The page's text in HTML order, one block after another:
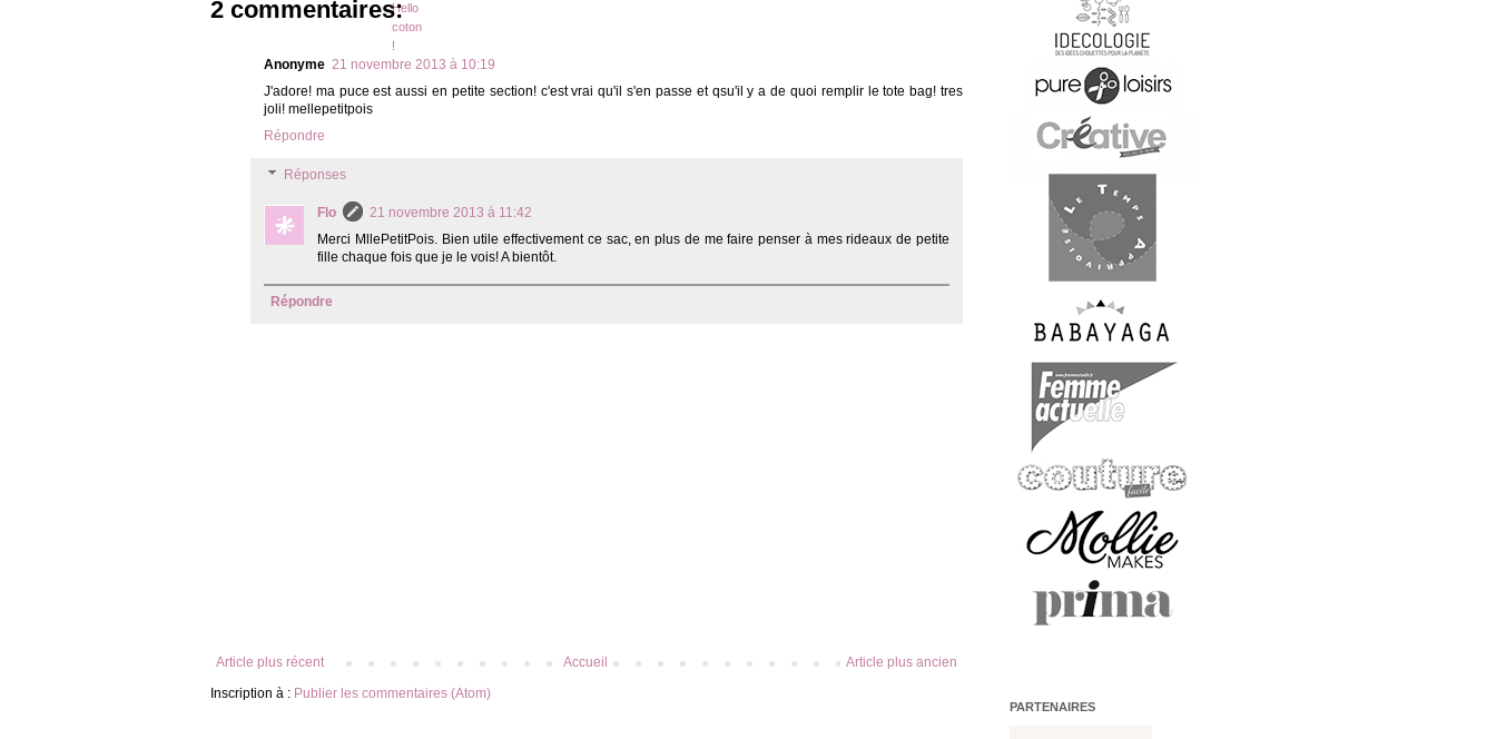
2 commentaires:
Anonyme 21 novembre 2013 à 10:19
J'adore! ma puce est aussi en petite section! c'est vrai qu'il s'en passe et qsu'il y a de quoi remplir le tote bag! tres
joli! mellepetitpois
Répondre
Réponses
Flo
21 novembre 2013 à 11:42
Merci MllePetitPois. Bien utile effectivement ce sac, en plus de me faire penser à mes rideaux de petite
fille chaque fois que je le vois! A bientôt.
Répondre
Article plus récent Article plus ancien
Accueil
Inscription à : Publier les commentaires (Atom)
PARTENAIRES